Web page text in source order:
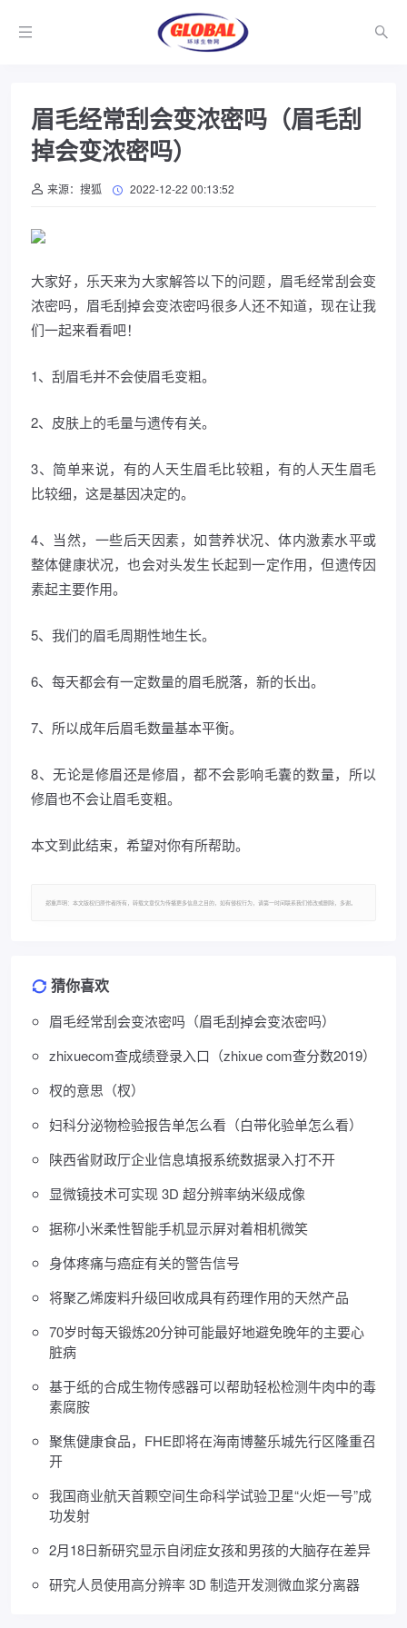
眉毛经常刮会变浓密吗（眉毛刮
掉会变浓密吗）
来源：搜狐 2022-12-22 00:13:52
大家好，乐天来为大家解答以下的问题，眉毛经常刮会变
浓密吗，眉毛刮掉会变浓密吗很多人还不知道，现在让我
们一起来看看吧！
1、刮眉毛并不会使眉毛变粗。
2、皮肤上的毛量与遗传有关。
3、简单来说，有的人天生眉毛比较粗，有的人天生眉毛
比较细，这是基因决定的。
4、当然，一些后天因素，如营养状况、体内激素水平或
整体健康状况，也会对头发生长起到一定作用，但遗传因
素起主要作用。
5、我们的眉毛周期性地生长。
6、每天都会有一定数量的眉毛脱落，新的长出。
7、所以成年后眉毛数量基本平衡。
8、无论是修眉还是修眉，都不会影响毛囊的数量，所以
修眉也不会让眉毛变粗。
本文到此结束，希望对你有所帮助。
郑重声明：本文版权归原作者所有，转载文章仅为传播更多信息之目的，如有侵权行为，请第一时间联系我们修改或删除，多谢。
猜你喜欢
眉毛经常刮会变浓密吗（眉毛刮掉会变浓密吗）
zhixuecom查成绩登录入口（zhixue com查分数2019）
杈的意思（杈）
妇科分泌物检验报告单怎么看（白带化验单怎么看）
陕西省财政厅企业信息填报系统数据录入打不开
显微镜技术可实现 3D 超分辨率纳米级成像
据称小米柔性智能手机显示屏对着相机微笑
身体疼痛与癌症有关的警告信号
将聚乙烯废料升级回收成具有药理作用的天然产品
70岁时每天锻炼20分钟可能最好地避免晚年的主要心
脏病
基于纸的合成生物传感器可以帮助轻松检测牛肉中的毒
素腐胺
聚焦健康食品，FHE即将在海南博鳌乐城先行区隆重召
开
我国商业航天首颗空间生命科学试验卫星“火炬一号”成
功发射
2月18日新研究显示自闭症女孩和男孩的大脑存在差异
研究人员使用高分辨率 3D 制造开发测微血浆分离器